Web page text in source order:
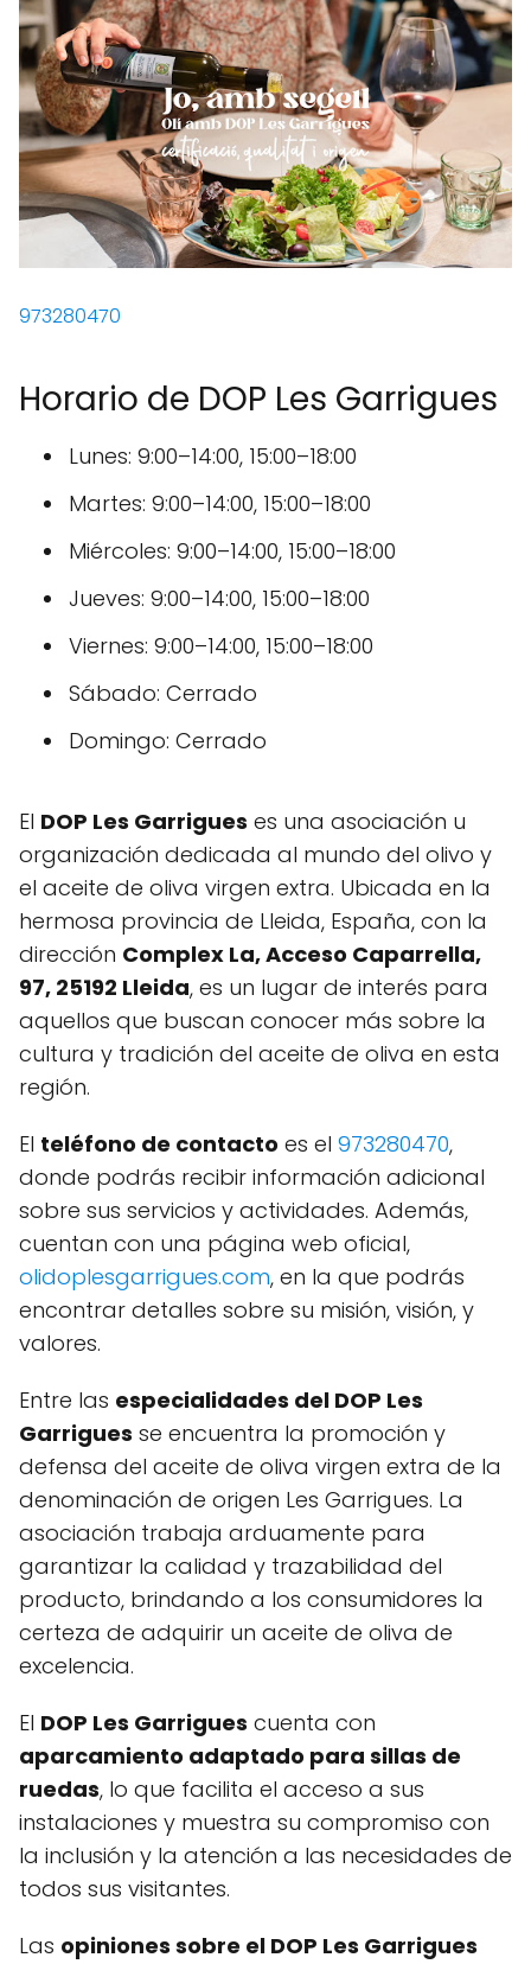
973280470
Horario de DOP Les Garrigues
Lunes: 9:00–14:00, 15:00–18:00
Martes: 9:00–14:00, 15:00–18:00
Miércoles: 9:00–14:00, 15:00–18:00
Jueves: 9:00–14:00, 15:00–18:00
Viernes: 9:00–14:00, 15:00–18:00
Sábado: Cerrado
Domingo: Cerrado
El DOP Les Garrigues es una asociación u
organización dedicada al mundo del olivo y
el aceite de oliva virgen extra. Ubicada en la
hermosa provincia de Lleida, España, con la
dirección Complex La, Acceso Caparrella,
97, 25192 Lleida, es un lugar de interés para
aquellos que buscan conocer más sobre la
cultura y tradición del aceite de oliva en esta
región.
El teléfono de contacto es el 973280470,
donde podrás recibir información adicional
sobre sus servicios y actividades. Además,
cuentan con una página web oficial,
olidoplesgarrigues.com, en la que podrás
encontrar detalles sobre su misión, visión, y
valores.
Entre las especialidades del DOP Les
Garrigues se encuentra la promoción y
defensa del aceite de oliva virgen extra de la
denominación de origen Les Garrigues. La
asociación trabaja arduamente para
garantizar la calidad y trazabilidad del
producto, brindando a los consumidores la
certeza de adquirir un aceite de oliva de
excelencia.
El DOP Les Garrigues cuenta con
aparcamiento adaptado para sillas de
ruedas, lo que facilita el acceso a sus
instalaciones y muestra su compromiso con
la inclusión y la atención a las necesidades de
todos sus visitantes.
Las opiniones sobre el DOP Les Garrigues